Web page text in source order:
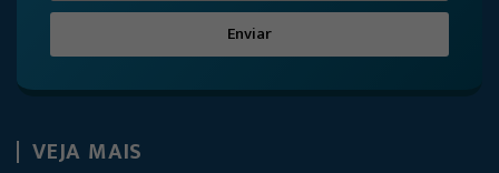
Enviar
VEJA MAIS